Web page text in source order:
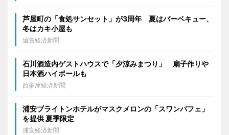
芦屋町の「食処サンセット」が3周年 夏はバーベキュー、
冬はカキ小屋も
遠賀経済新聞
石川酒造内ゲストハウスで「夕涼みまつり」 扇子作りや
日本酒ハイボールも
西多摩経済新聞
浦安ブライトンホテルがマスクメロンの「スワンパフェ」
を提供 夏季限定
浦安経済新聞